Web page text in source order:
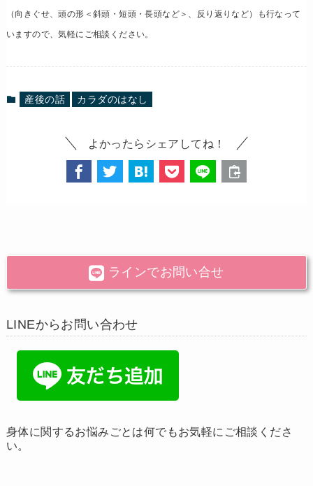
（向きぐせ、頭の形＜斜頭・短頭・長頭など＞、反り返りなど）も行なって
いますので、気軽にご相談ください。
産後の話 カラダのはなし
よかったらシェアしてね！
ラインでお問い合せ
LINEからお問い合わせ
身体に関するお悩みごとは何でもお気軽にご相談くださ
い。